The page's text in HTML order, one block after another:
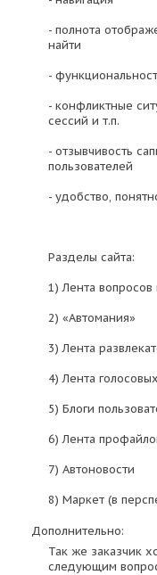
- полнота
найти
-
- конфликтные
сессий и т.п.
- отзывчивость
пользователей
- удобство,
Разделы сайта:
1) Лента вопросов
2) «Автомания»
3) Лента
4) Лента
5) Блоги
6) Лента
7) Автоновости
8) Маркет (в
Дополнительно:
Так же заказчик
следующим